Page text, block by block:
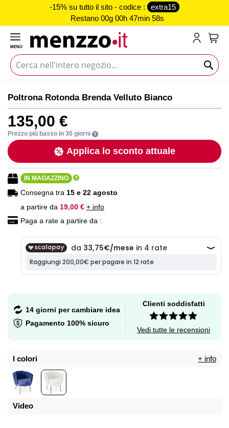
-15% su tutto il sito - codice :
extra15
Restano 00g 00h 47min 58s
MENÙ
alla
fine
della
galleria
di
immagini
all'inizio
della
galleria
di
immagini
Poltrona Rotonda Brenda Velluto Bianco
135,00 €
Prezzo più basso in 30 giorni
Applica lo sconto attuale
IN MAGAZZINO
Consegna tra 15 e 22 agosto
a partire da 19,00 € + info
Paga a rate a partire da :
14 giorni per cambiare idea
Pagamento 100% sicuro
Clienti soddisfatti
Vedi tutte le recensioni
I colori + info
Video